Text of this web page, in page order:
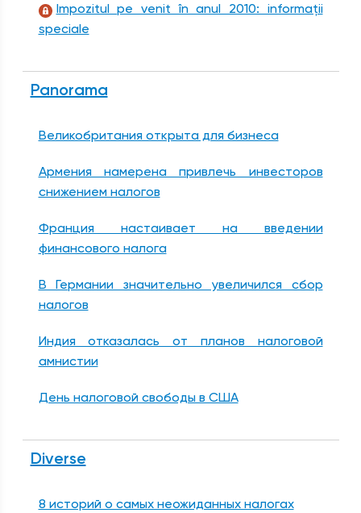
Impozitul pe venit în anul 2010: informații
speciale
Panorama
Великобритания открыта для бизнеса
Армения намерена привлечь инвесторов
снижением налогов
Франция настаивает на введении
финансового налога
В Германии значительно увеличился сбор
налогов
Индия отказалась от планов налоговой
амнистии
День налоговой свободы в США
Diverse
8 историй о самых неожиданных налогах